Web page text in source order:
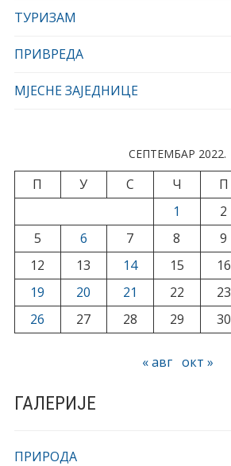
ТУРИЗАМ
ПРИВРЕДА
МЈЕСНЕ ЗАЈЕДНИЦЕ
СЕПТЕМБАР 2022.
П У С Ч П
1
2
5
6 7 8 9
12
13 14 15 16
19
20 21 22 23
26
27 28 29 30
« авг окт »
ГАЛЕРИЈЕ
ПРИРОДА